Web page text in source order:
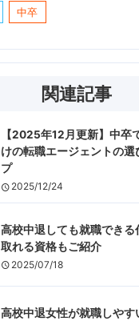
中卒
関連記事
【2025年12月更新】中卒
けの転職エージェントの選
プ
2025/12/24
高校中退しても就職でき
取れる資格もご紹介
2025/07/18
高校中退女性が就職しやす